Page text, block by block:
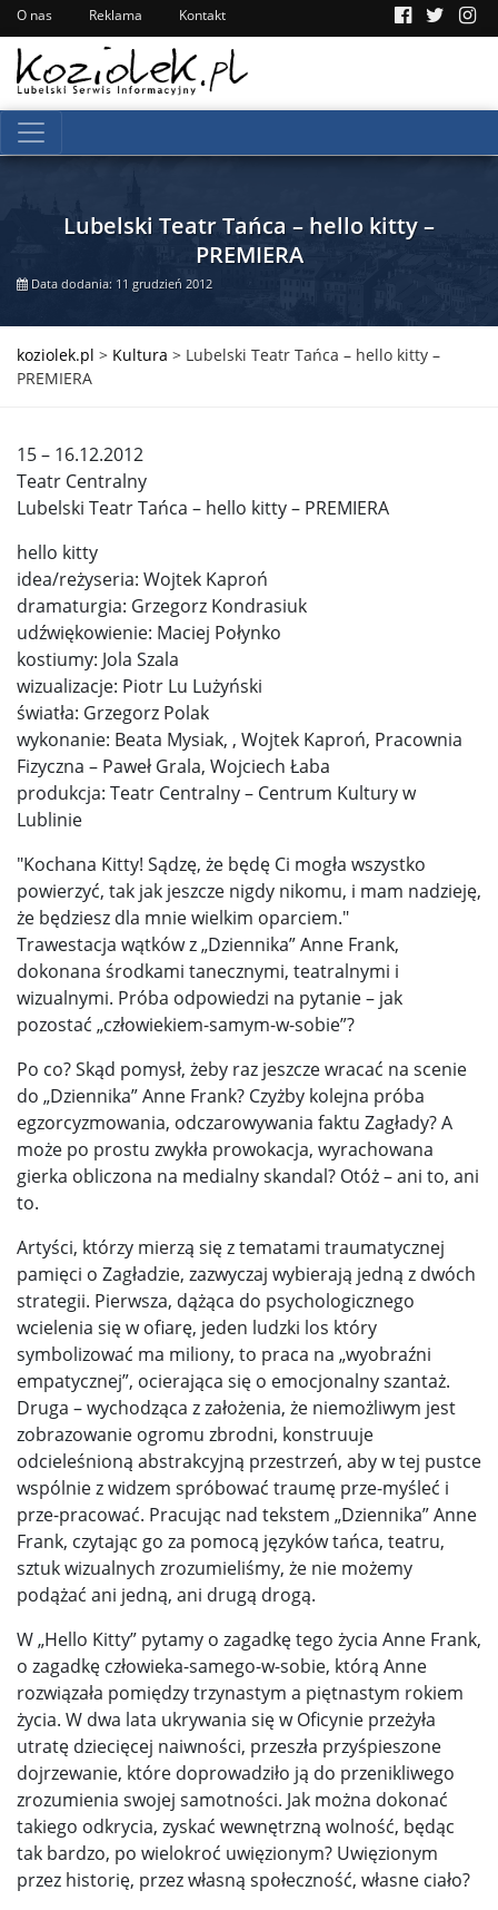
O nas Reklama Kontakt
Lubelski Teatr Tańca – hello kitty –
PREMIERA
Data dodania: 11 grudzień 2012
koziolek.pl > Kultura > Lubelski Teatr Tańca – hello kitty –
PREMIERA
15 – 16.12.2012
Teatr Centralny
Lubelski Teatr Tańca – hello kitty – PREMIERA
hello kitty
idea/reżyseria: Wojtek Kaproń
dramaturgia: Grzegorz Kondrasiuk
udźwiękowienie: Maciej Połynko
kostiumy: Jola Szala
wizualizacje: Piotr Lu Lużyński
światła: Grzegorz Polak
wykonanie: Beata Mysiak, , Wojtek Kaproń, Pracownia
Fizyczna – Paweł Grala, Wojciech Łaba
produkcja: Teatr Centralny – Centrum Kultury w
Lublinie
"Kochana Kitty! Sądzę, że będę Ci mogła wszystko
powierzyć, tak jak jeszcze nigdy nikomu, i mam nadzieję,
że będziesz dla mnie wielkim oparciem."
Trawestacja wątków z „Dziennika” Anne Frank,
dokonana środkami tanecznymi, teatralnymi i
wizualnymi. Próba odpowiedzi na pytanie – jak
pozostać „człowiekiem-samym-w-sobie”?
Po co? Skąd pomysł, żeby raz jeszcze wracać na scenie
do „Dziennika” Anne Frank? Czyżby kolejna próba
egzorcyzmowania, odczarowywania faktu Zagłady? A
może po prostu zwykła prowokacja, wyrachowana
gierka obliczona na medialny skandal? Otóż – ani to, ani
to.
Artyści, którzy mierzą się z tematami traumatycznej
pamięci o Zagładzie, zazwyczaj wybierają jedną z dwóch
strategii. Pierwsza, dążąca do psychologicznego
wcielenia się w ofiarę, jeden ludzki los który
symbolizować ma miliony, to praca na „wyobraźni
empatycznej”, ocierająca się o emocjonalny szantaż.
Druga – wychodząca z założenia, że niemożliwym jest
zobrazowanie ogromu zbrodni, konstruuje
odcieleśnioną abstrakcyjną przestrzeń, aby w tej pustce
wspólnie z widzem spróbować traumę prze-myśleć i
prze-pracować. Pracując nad tekstem „Dziennika” Anne
Frank, czytając go za pomocą języków tańca, teatru,
sztuk wizualnych zrozumieliśmy, że nie możemy
podążać ani jedną, ani drugą drogą.
W „Hello Kitty” pytamy o zagadkę tego życia Anne Frank,
o zagadkę człowieka-samego-w-sobie, którą Anne
rozwiązała pomiędzy trzynastym a piętnastym rokiem
życia. W dwa lata ukrywania się w Oficynie przeżyła
utratę dziecięcej naiwności, przeszła przyśpieszone
dojrzewanie, które doprowadziło ją do przenikliwego
zrozumienia swojej samotności. Jak można dokonać
takiego odkrycia, zyskać wewnętrzną wolność, będąc
tak bardzo, po wielokroć uwięzionym? Uwięzionym
przez historię, przez własną społeczność, własne ciało?